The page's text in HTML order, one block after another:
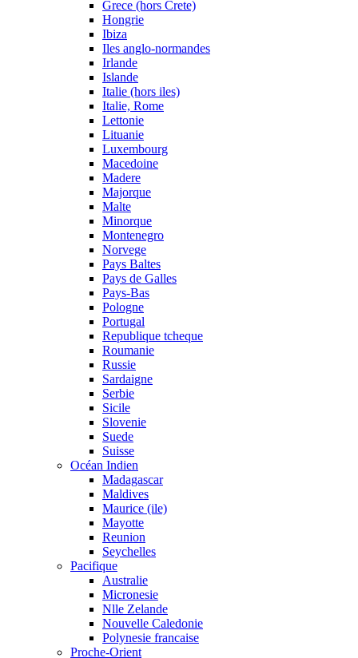
Grece (hors Crete)
Hongrie
Ibiza
Iles anglo-normandes
Irlande
Islande
Italie (hors iles)
Italie, Rome
Lettonie
Lituanie
Luxembourg
Macedoine
Madere
Majorque
Malte
Minorque
Montenegro
Norvege
Pays Baltes
Pays de Galles
Pays-Bas
Pologne
Portugal
Republique tcheque
Roumanie
Russie
Sardaigne
Serbie
Sicile
Slovenie
Suede
Suisse
Océan Indien
Madagascar
Maldives
Maurice (ile)
Mayotte
Reunion
Seychelles
Pacifique
Australie
Micronesie
Nlle Zelande
Nouvelle Caledonie
Polynesie francaise
Proche-Orient